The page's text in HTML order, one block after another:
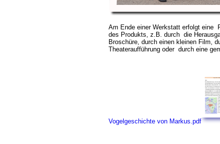
Am Ende einer Werkstatt erfolgt eine
des Produkts, z.B. durch die
Broschüre, durch einen kleinen Film,
Theateraufführung oder durch eine
Vogelgeschichte von Markus.pdf